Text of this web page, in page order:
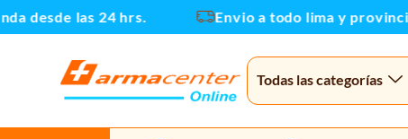
al
desde las 24 hrs. Envio a todo lima y provincias
Todas las categorías